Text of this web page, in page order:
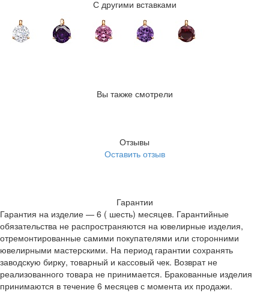
С другими вставками
Вы также смотрели
Отзывы
Оставить отзыв
Гарантии
Гарантия на изделие — 6 ( шесть) месяцев. Гарантийные
обязательства не распространяются на ювелирные изделия,
отремонтированные самими покупателями или сторонними
ювелирными мастерскими. На период гарантии сохранять
заводскую бирку, товарный и кассовый чек. Возврат не
реализованного товара не принимается. Бракованные изделия
принимаются в течение 6 месяцев с момента их продажи.